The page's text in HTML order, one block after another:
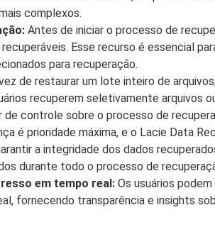
complexos.
Antes de iniciar o processo de
Esse recurso é essencial
para recuperação.
de restaurar um lote inteiro de
recuperem seletivamente arquivos
de controle sobre o processo de
é prioridade máxima, e o Lacie Data
a integridade dos dados
durante todo o processo de
em tempo real: Os usuários
fornecendo transparência e insights